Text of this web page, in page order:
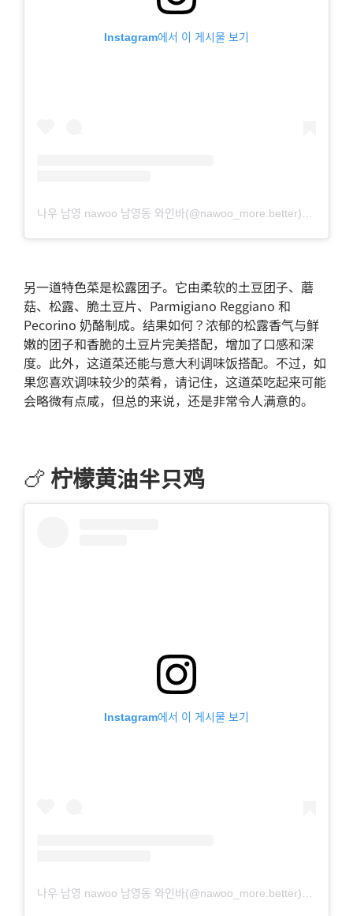
Instagram에서 이 게시물 보기
另一道特色菜是松露团子。它由柔软的土豆团子、蘑
菇、松露、脆土豆片、Parmigiano Reggiano 和
Pecorino 奶酪制成。结果如何？浓郁的松露香气与鲜
嫩的团子和香脆的土豆片完美搭配，增加了口感和深
度。此外，这道菜还能与意大利调味饭搭配。不过，如
果您喜欢调味较少的菜肴，请记住，这道菜吃起来可能
会略微有点咸，但总的来说，还是非常令人满意的。
🍗 柠檬黄油半只鸡
Instagram에서 이 게시물 보기